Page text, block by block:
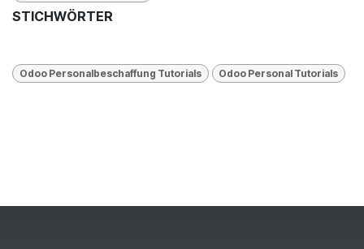
STICHWÖRTER
Odoo Personalbeschaffung Tutorials ​Odoo Personal Tutorials